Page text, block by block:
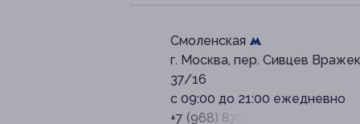
Смоленская
г. Москва, пер. Сивцев
37/16
с 09:00 до 21:00 ежедневно
+7 (968) 872-34-72